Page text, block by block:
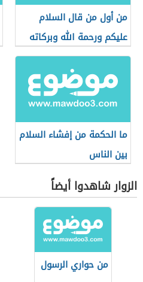
من أول من قال السلام
عليكم ورحمة الله وبركاته
ما الحكمة من إفشاء السلام
بين الناس
الزوار شاهدوا أيضاً
من حواري الرسول